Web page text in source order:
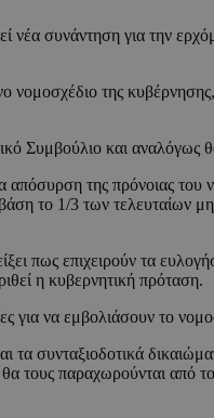
νέα συνάντηση για την
της
Συμβούλιο και αναλόγως
της πρόνοιας του
το 1/3 των τελευταίων
πως επιχειρούν τα
η κυβερνητική πρόταση.
για να εμβολιάσουν το
συνταξιοδοτικά
τους παραχωρούνται από